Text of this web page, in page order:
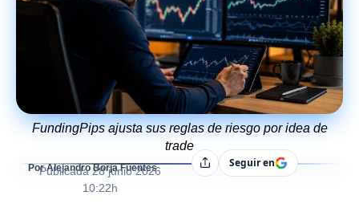
FundingPips ajusta sus reglas de riesgo por idea de
trade
Por Alejandro Borja Fuentes
Publicada 28 junio 2026
10:22h
CompartirSeguir en